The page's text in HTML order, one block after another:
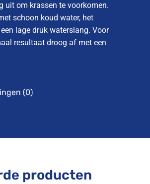
uit om krassen te voorkomen.
schoon koud water, het
lage druk waterslang. Voor
resultaat droog af met een
(0)
producten